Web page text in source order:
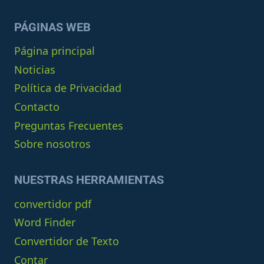
PÁGINAS WEB
Página principal
Noticias
Política de Privacidad
Contacto
Preguntas Frecuentes
Sobre nosotros
NUESTRAS HERRAMIENTAS
convertidor pdf
Word Finder
Convertidor de Texto
Contar